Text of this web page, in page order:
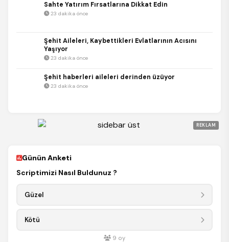
Sahte Yatırım Fırsatlarına Dikkat Edin
23 dakika önce
Şehit Aileleri, Kaybettikleri Evlatlarının Acısını
Yaşıyor
23 dakika önce
Şehit haberleri aileleri derinden üzüyor
23 dakika önce
REKLAM
Günün Anketi
Scriptimizi Nasıl Buldunuz ?
Güzel
Kötü
9 oy